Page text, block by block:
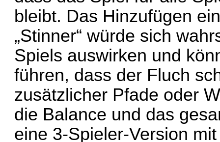
bleibt. Das Hinzufügen
„Stinner“ würde sich
Spiels auswirken und
führen, dass der Fluch
zusätzlicher Pfade oder
die Balance und das
eine 3-Spieler-Version